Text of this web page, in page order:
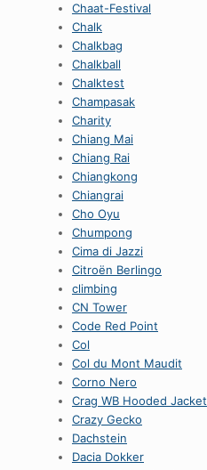
Chaat-Festival
Chalk
Chalkbag
Chalkball
Chalktest
Champasak
Charity
Chiang Mai
Chiang Rai
Chiangkong
Chiangrai
Cho Oyu
Chumpong
Cima di Jazzi
Citroën Berlingo
climbing
CN Tower
Code Red Point
Col
Col du Mont Maudit
Corno Nero
Crag WB Hooded Jacket
Crazy Gecko
Dachstein
Dacia Dokker